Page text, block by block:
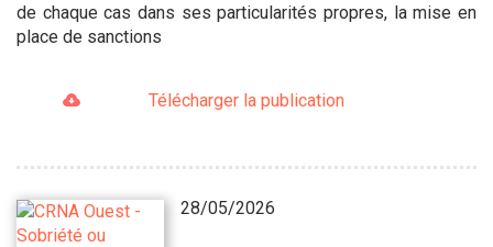
de chaque cas dans ses particularités propres, la mise en
place de sanctions
Télécharger la publication
28/05/2026